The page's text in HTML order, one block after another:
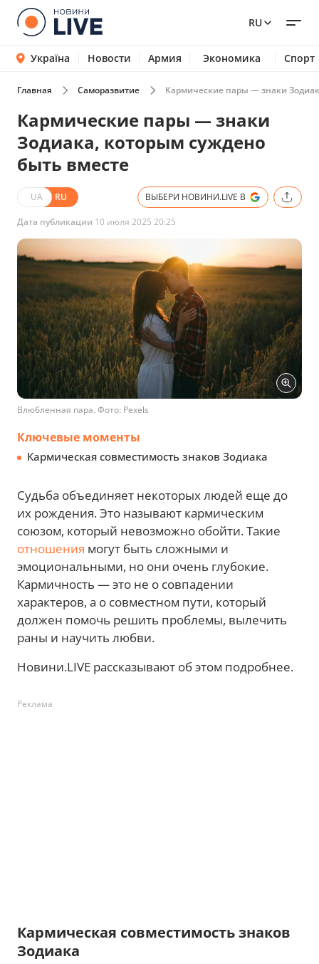
RU
Україна Новости Армия Экономика Спорт
Главная Саморазвитие Кармические пары — знаки
Кармические пары — знаки
Зодиака, которым суждено
быть вместе
UA RU ВЫБЕРИ НОВИНИ.LIVE В
Дата публикации 10 июля 2025 20:25
Влюбленная пара. Фото: Pexels
Ключевые моменты
Кармическая совместимость знаков Зодиака
Судьба объединяет некоторых людей еще до
их рождения. Это называют кармическим
союзом, который невозможно обойти. Такие
отношения могут быть сложными и
эмоциональными, но они очень глубокие.
Кармичность — это не о совпадении
характеров, а о совместном пути, который
должен помочь решить проблемы, вылечить
раны и научить любви.
Новини.LIVE рассказывают об этом подробнее.
Реклама
Кармическая совместимость знаков
Зодиака